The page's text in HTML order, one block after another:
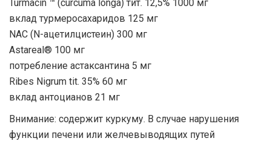
Turmacin ™ (curcuma longa) тит. 12,5% 1000 мг
вклад турмеросахаридов 125 мг
NAC (N-ацетилцистеин) 300 мг
Astareal® 100 мг
потребление астаксантина 5 мг
Ribes Nigrum tit. 35% 60 мг
вклад антоцианов 21 мг
Внимание: содержит куркуму. В случае нарушения
функции печени или желчевыводящих путей